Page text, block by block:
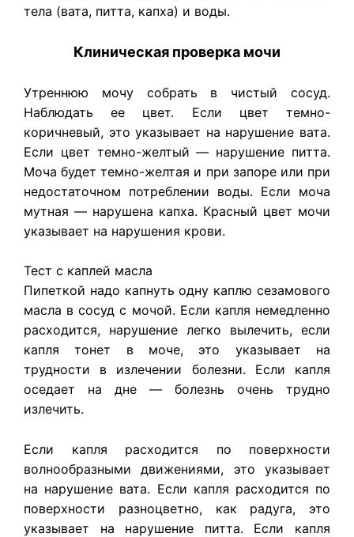
тела (вата, питта, капха) и воды.
Клиническая проверка мочи
Утреннюю мочу собрать в чистый сосуд.
Наблюдать ее цвет. Если цвет темно-
коричневый, это указывает на нарушение вата.
Если цвет темно-желтый — нарушение питта.
Моча будет темно-желтая и при запоре или при
недостаточном потреблении воды. Если моча
мутная — нарушена капха. Красный цвет мочи
указывает на нарушения крови.
Тест с каплей масла
Пипеткой надо капнуть одну каплю сезамового
масла в сосуд с мочой. Если капля немедленно
расходится, нарушение легко вылечить, если
капля тонет в моче, это указывает на
трудности в излечении болезни. Если капля
оседает на дне — болезнь очень трудно
излечить.
Если капля расходится по поверхности
волнообразными движениями, это указывает
на нарушение вата. Если капля расходится по
поверхности разноцветно, как радуга, это
указывает на нарушение питта. Если капля